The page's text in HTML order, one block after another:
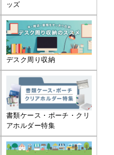
ッズ
デスク周り収納
書類ケース・ポーチ・クリ
アホルダー特集